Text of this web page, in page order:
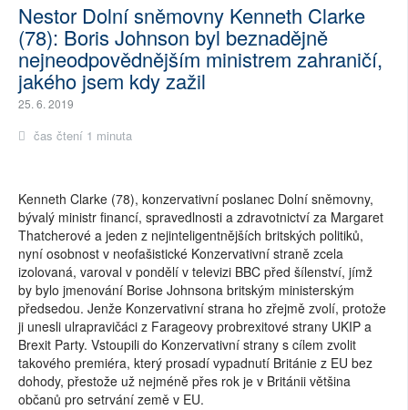
Nestor Dolní sněmovny Kenneth Clarke
(78): Boris Johnson byl beznadějně
nejneodpovědnějším ministrem zahraničí,
jakého jsem kdy zažil
25. 6. 2019
čas čtení 1 minuta
Kenneth Clarke (78), konzervativní poslanec Dolní sněmovny,
bývalý ministr financí, spravedlnosti a zdravotnictví za Margaret
Thatcherové a jeden z nejinteligentnějších britských politiků,
nyní osobnost v neofašistické Konzervativní straně zcela
izolovaná, varoval v pondělí v televizi BBC před šílenství, jímž
by bylo jmenování Borise Johnsona britským ministerským
předsedou. Jenže Konzervativní strana ho zřejmě zvolí, protože
ji unesli ulrapravičáci z Farageovy probrexitové strany UKIP a
Brexit Party. Vstoupili do Konzervativní strany s cílem zvolit
takového premiéra, který prosadí vypadnutí Británie z EU bez
dohody, přestože už nejméně přes rok je v Británii většina
občanů pro setrvání země v EU.